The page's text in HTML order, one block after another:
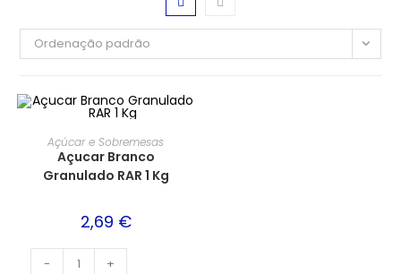
Ordenação padrão
Açúcar e Sobremesas
Açucar Branco
Granulado RAR 1 Kg
2,69 €
- +